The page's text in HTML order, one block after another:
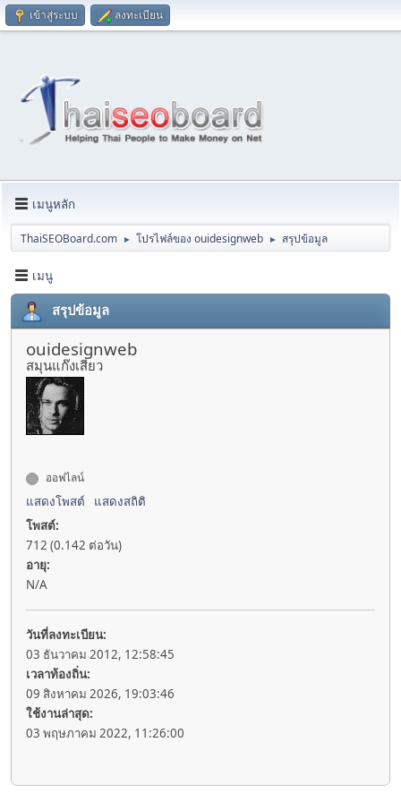
เข้าสู่ระบบ ลงทะเบียน
เมนูหลัก
ThaiSEOBoard.com ► โปรไฟล์ของ ouidesignweb ► สรุปข้อมูล
เมนู
สรุปข้อมูล
ouidesignweb
สมุนแก๊งเสียว
ออฟไลน์
แสดงโพสต์
แสดงสถิติ
โพสต์:
712 (0.142 ต่อวัน)
อายุ:
N/A
วันที่ลงทะเบียน:
03 ธันวาคม 2012, 12:58:45
เวลาท้องถิ่น:
09 สิงหาคม 2026, 19:03:46
ใช้งานล่าสุด:
03 พฤษภาคม 2022, 11:26:00